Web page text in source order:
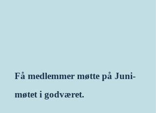
Få medlemmer møtte på Juni-
møtet i godværet.